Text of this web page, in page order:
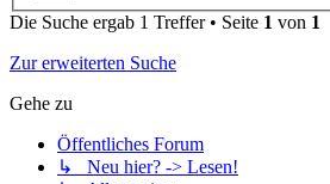
Die Suche ergab 1 Treffer • Seite 1 von 1
Zur erweiterten Suche
Gehe zu
Öffentliches Forum
↳ Neu hier? -> Lesen!